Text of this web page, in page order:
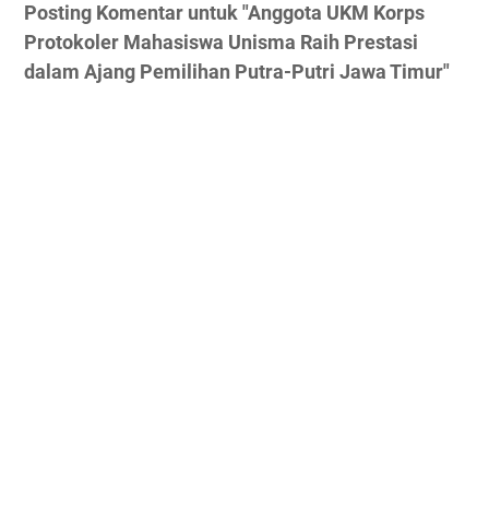
Posting Komentar untuk "Anggota UKM Korps
Protokoler Mahasiswa Unisma Raih Prestasi
dalam Ajang Pemilihan Putra-Putri Jawa Timur"